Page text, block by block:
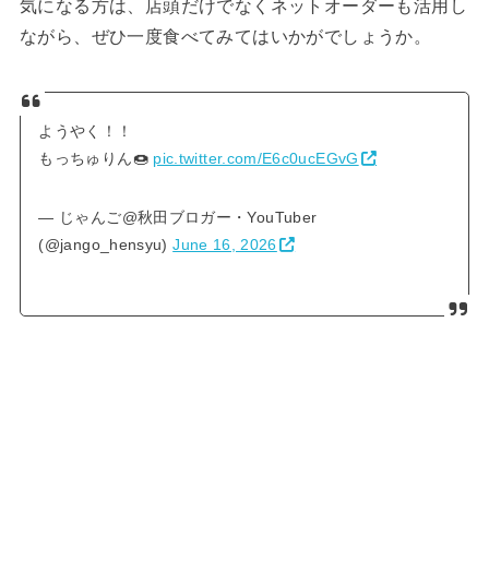
気になる方は、店頭だけでなくネットオーダーも活用し
ながら、ぜひ一度食べてみてはいかがでしょうか。
ようやく！！
もっちゅりん🍩 pic.twitter.com/E6c0ucEGvG
— じゃんご@秋田ブロガー・YouTuber
(@jango_hensyu)June 16, 2026